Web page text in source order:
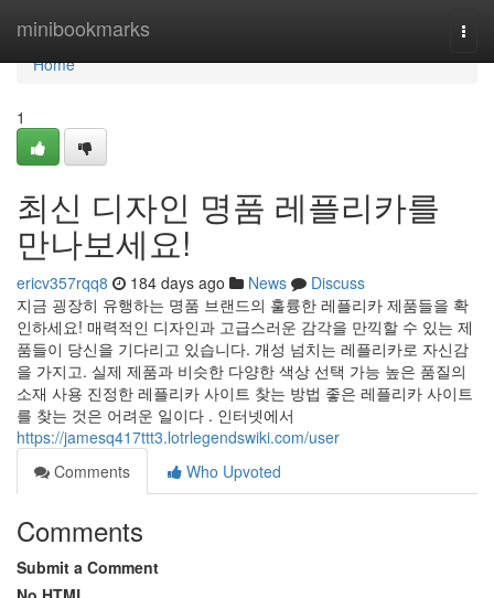
minibookmarks
Home
Home
1
최신 디자인 명품 레플리카를
만나보세요!
ericv357rqq8 184 days ago News
Discuss
지금 굉장히 유행하는 명품 브랜드의 훌륭한 레플리카 제품들을 확
인하세요! 매력적인 디자인과 고급스러운 감각을 만끽할 수 있는 제
품들이 당신을 기다리고 있습니다. 개성 넘치는 레플리카로 자신감
을 가지고. 실제 제품과 비슷한 다양한 색상 선택 가능 높은 품질의
소재 사용 진정한 레플리카 사이트 찾는 방법 좋은 레플리카 사이트
를 찾는 것은 어려운 일이다 . 인터넷에서
https://jamesq417ttt3.lotrlegendswiki.com/user
Comments
Who Upvoted
Comments
Submit a Comment